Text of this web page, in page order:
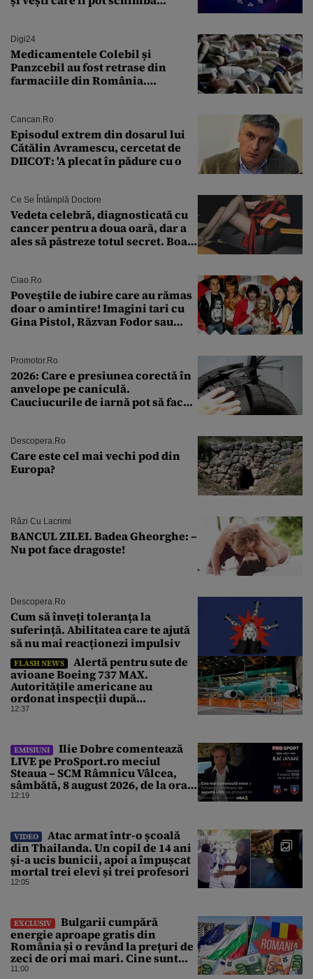
Digi24
Medicamentele Colebil și
Panzcebil au fost retrase din
farmaciile din România.
Cancan.ro
Episodul extrem din dosarul lui
Cătălin Avramescu, cercetat de
DIICOT: 'A plecat în pădure cu o
Ce Se Întâmplă Doctore
Vedeta celebră, diagnosticată cu
cancer pentru a doua oară, dar a
ales să păstreze totul secret. Boala
Ciao.ro
Poveştile de iubire care au rămas
doar o amintire! Imagini tari cu
Gina Pistol, Răzvan Fodor sau
Promotor.ro
2026: Care e presiunea corectă în
anvelope pe caniculă.
Cauciucurile de iarnă pot să facă
Descopera.ro
Care este cel mai vechi pod din
Europa?
Râzi Cu Lacrimi
BANCUL ZILEI. Badea Gheorghe: –
Nu pot face dragoste!
Descopera.ro
Cum să înveți toleranța la
suferință. Abilitatea care te ajută
să nu mai reacționezi impulsiv
FLASH NEWS
Alertă pentru sute de
avioane Boeing 737 MAX.
Autoritățile americane au
ordonat inspecții după
descoperirea unor fisuri în
12:37
EMISIUNI
Ilie Dobre comentează
LIVE pe ProSport.ro meciul
Steaua – SCM Râmnicu Vâlcea,
sâmbătă, 8 august 2026, de la ora
11:00
12:19
VIDEO
Atac armat într-o școală
din Thailanda. Un copil de 14 ani
și-a ucis bunicii, apoi a împușcat
mortal trei elevi și trei profesori
12:05
EXCLUSIV
Bulgarii cumpără
energie aproape gratis din
România și o revând la prețuri de
zeci de ori mai mari. Cine sunt
noii „băieți deștepți” din energie
11:00